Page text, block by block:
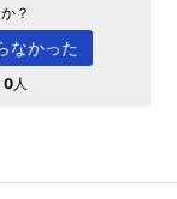
？
なかった
0人